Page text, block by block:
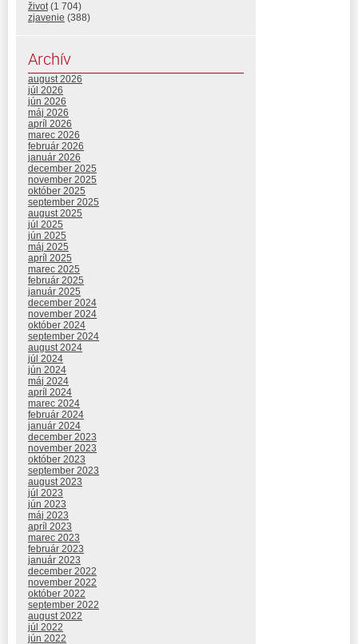
život(1 704)
zjavenie (388)
Archív
august 2026
júl 2026
jún 2026
máj 2026
apríl 2026
marec 2026
február 2026
január 2026
december 2025
november 2025
október 2025
september 2025
august 2025
júl 2025
jún 2025
máj 2025
apríl 2025
marec 2025
február 2025
január 2025
december 2024
november 2024
október 2024
september 2024
august 2024
júl 2024
jún 2024
máj 2024
apríl 2024
marec 2024
február 2024
január 2024
december 2023
november 2023
október 2023
september 2023
august 2023
júl 2023
jún 2023
máj 2023
apríl 2023
marec 2023
február 2023
január 2023
december 2022
november 2022
október 2022
september 2022
august 2022
júl 2022
jún 2022